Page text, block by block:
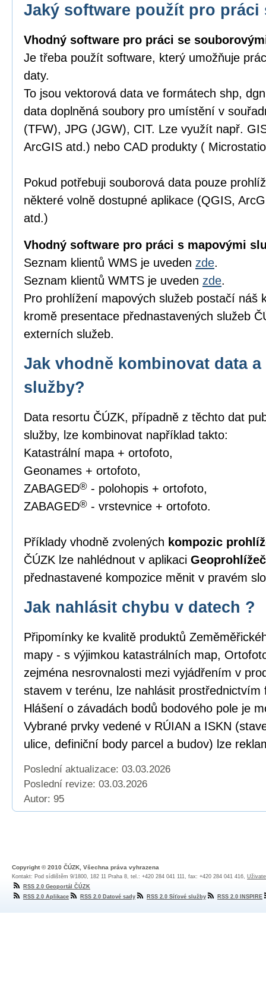
Jaký software použít pro práci
Vhodný software pro práci se
Je třeba použít software, který umožňuje
daty.
To jsou vektorová data ve formátech shp,
data doplněná soubory pro umístění v
(TFW), JPG (JGW), CIT. Lze využít např.
ArcGIS atd.) nebo CAD produkty (
Pokud potřebuji souborová data pouze
některé volně dostupné aplikace (QGIS,
atd.)
Vhodný software pro práci s mapovými
Seznam klientů WMS je uveden zde.
Seznam klientů WMTS je uveden zde.
Pro prohlížení mapových služeb postačí náš
kromě presentace přednastavených služeb
externích služeb.
Jak vhodně kombinovat data
služby?
Data resortu ČÚZK, případně z těchto dat
služby, lze kombinovat například takto:
Katastrální mapa + ortofoto,
Geonames + ortofoto,
ZABAGED® - polohopis + ortofoto,
ZABAGED® - vrstevnice + ortofoto.
Příklady vhodně zvolených kompozic
ČÚZK lze nahlédnout v aplikaci Geoprohlížeč
přednastavené kompozice měnit v pravém
Jak nahlásit chybu v datech ?
Připomínky ke kvalitě produktů
mapy - s výjimkou katastrálních map,
zejména nesrovnalosti mezi vyjádřením v
stavem v terénu, lze nahlásit
Hlášení o závadách bodů bodového pole je
Vybrané prvky vedené v RÚIAN a ISKN
ulice, definiční body parcel a budov) lze
Poslední aktualizace: 03.03.2026
Poslední revize: 03.03.2026
Autor: 95
Copyright © 2010 ČÚZK, Všechna práva vyhrazena
Kontakt: Pod sídlištěm 9/1800, 182 11 Praha 8, tel.: +420 284 041 111, fax: +420 284 041 416,
RSS 2.0 Geoportál ČÚZK
RSS 2.0 Aplikace
RSS 2.0 Datové sady RSS 2.0 Síťové služby RSS 2.0 INSPIRE